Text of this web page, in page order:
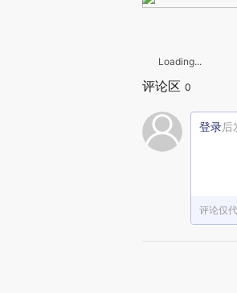
Loading...
评论区 0
登录后
评论仅